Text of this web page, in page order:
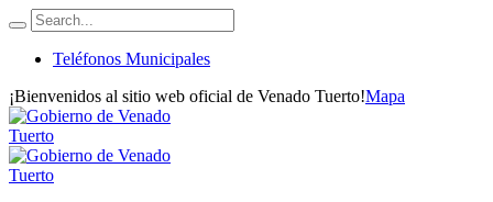
Teléfonos Municipales
¡Bienvenidos al sitio web oficial de Venado Tuerto!Mapa